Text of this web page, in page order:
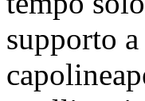
supporto